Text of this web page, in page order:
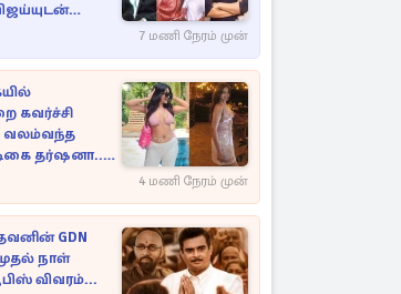
7 மணி நேரம் முன்
கவர்ச்சி
வலம்வந்த
தர்ஷனா...
4 மணி நேரம் முன்
GDN
நாள்
விவரம்...